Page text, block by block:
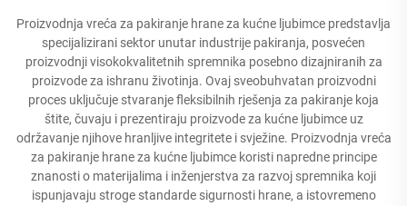
Proizvodnja vreća za pakiranje hrane za kućne ljubimce predstavlja
specijalizirani sektor unutar industrije pakiranja, posvećen
proizvodnji visokokvalitetnih spremnika posebno dizajniranih za
proizvode za ishranu životinja. Ovaj sveobuhvatan proizvodni
proces uključuje stvaranje fleksibilnih rješenja za pakiranje koja
štite, čuvaju i prezentiraju proizvode za kućne ljubimce uz
održavanje njihove hranljive integritete i svježine. Proizvodnja vreća
za pakiranje hrane za kućne ljubimce koristi napredne principe
znanosti o materijalima i inženjerstva za razvoj spremnika koji
ispunjavaju stroge standarde sigurnosti hrane, a istovremeno